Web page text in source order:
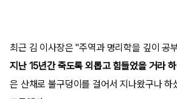
최근 김 이사장은 "주역과 명리학을 깊이 공
지난 15년간 죽도록 외롭고 힘들었을 거라
은 산채로 불구덩이를 걸어서 지나왔구나 하